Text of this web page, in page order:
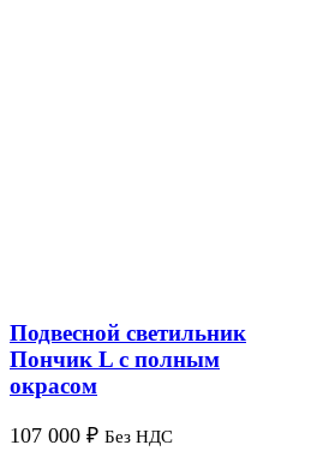
Подвесной светильник
Пончик L с полным
окрасом
107 000 ₽ Без НДС